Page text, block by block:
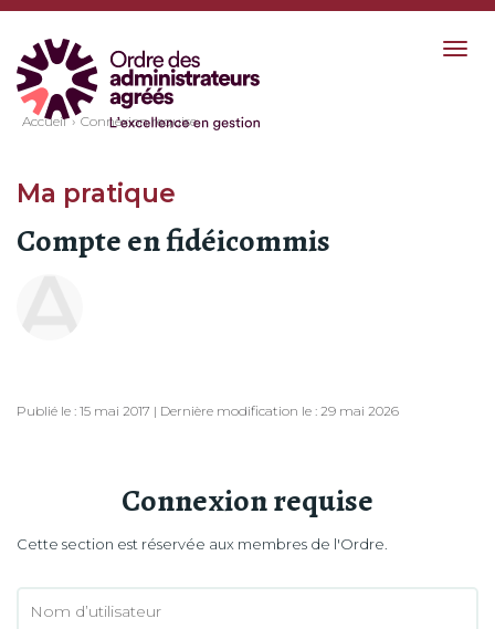
Accueil Connexion requise
Ma pratique
Compte en fidéicommis
Publié le : 15 mai 2017 | Dernière modification le : 29 mai 2026
Connexion requise
Cette section est réservée aux membres de l'Ordre.